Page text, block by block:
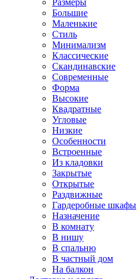
Размеры
Большие
Маленькие
Стиль
Минимализм
Классические
Скандинавские
Современные
Форма
Высокие
Квадратные
Угловые
Низкие
Особенности
Встроенные
Из кладовки
Закрытые
Открытые
Раздвижные
Гардеробные шкафы
Назначение
В комнату
В нишу
В спальню
В частный дом
На балкон